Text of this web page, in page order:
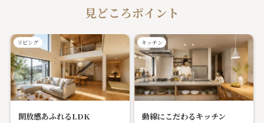
見どころポイント
開放感あふれるLDK
リビング
動線にこだわるキッチン
キッチン